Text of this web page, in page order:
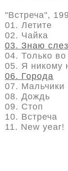
"Встреча",
01. Летите
02. Чайка
03. Знаю
04. Только во
05. Я никому
06. Города
07. Мальчики
08. Дождь
09. Стоп
10. Встреча
11. New year!